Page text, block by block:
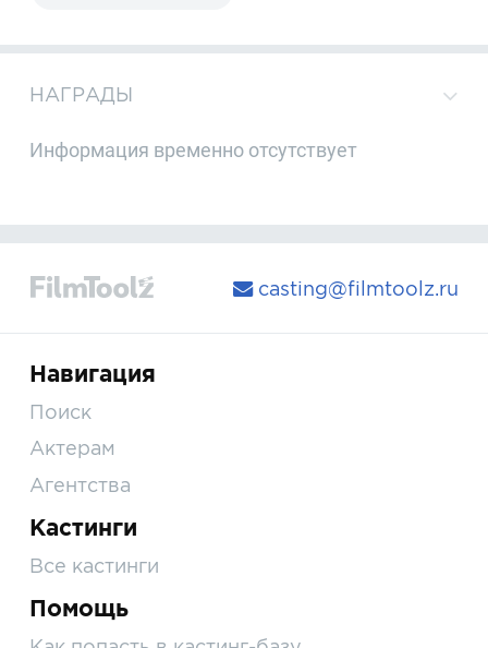
НАГРАДЫ
Информация временно отсутствует
casting@filmtoolz.ru
Навигация
Поиск
Актерам
Агентства
Кастинги
Все кастинги
Помощь